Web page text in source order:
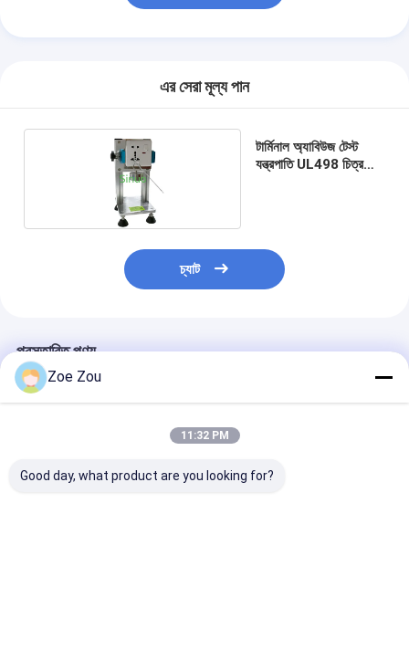
MCB পরীক্ষার যন্ত্র
মেডিকেল ডিভাইস টেস্টিং সরঞ্জাম
IEC 62368 পরীক্ষার সরঞ্জাম
এর সেরা মূল্য পান
টার্মিনাল অ্যাবিউজ টেস্ট
যন্ত্রপাতি UL498 চিত্র
চ্যাট
প্রস্তাবিত পণ্য
Zoe Zou
11:32 PM
Good day, what product are you looking for?